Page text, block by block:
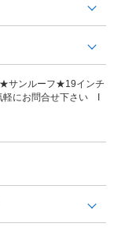
サンルーフ★19インチ
軽にお問合せ下さい I